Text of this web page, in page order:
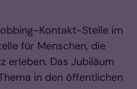
Kontakt-Stelle im
für Menschen, die
erleben. Das Jubiläum
in den öffentlichen